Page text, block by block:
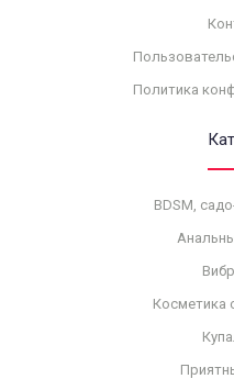
Политика
BDSM,
Косметика